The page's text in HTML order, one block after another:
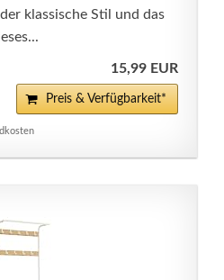
klassische Stil und das
15,99 EUR
Preis & Verfügbarkeit*